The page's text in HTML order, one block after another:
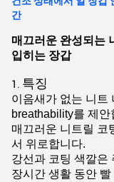
간
매끄러운 완성되는
입히는 장갑
1. 특징
이음새가 없는 니트
breathability를 제안
매끄러운 니트릴 코
서 위로합니다.
강선과 코팅 색깔은
장시간 생활 동안